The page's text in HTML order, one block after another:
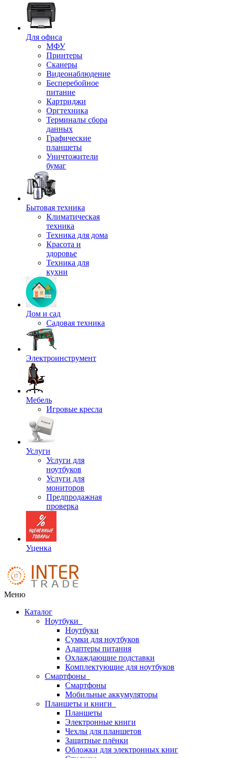
Для офиса
МФУ
Принтеры
Сканеры
Видеонаблюдение
Бесперебойное
питание
Картриджи
Оргтехника
Терминалы сбора
данных
Графические
планшеты
Уничтожители
бумаг
Бытовая техника
Климатическая
техника
Техника для дома
Красота и
здоровье
Техника для
кухни
Дом и сад
Садовая техника
Электроинструмент
Мебель
Игровые кресла
Услуги
Услуги для
ноутбуков
Услуги для
мониторов
Предпродажная
проверка
Уценка
Меню
Каталог
Ноутбуки
Ноутбуки
Сумки для ноутбуков
Адаптеры питания
Охлаждающие подставки
Комплектующие для ноутбуков
Смартфоны
Смартфоны
Мобильные аккумуляторы
Планшеты и книги
Планшеты
Электронные книги
Чехлы для планшетов
Защитные плёнки
Обложки для электронных книг